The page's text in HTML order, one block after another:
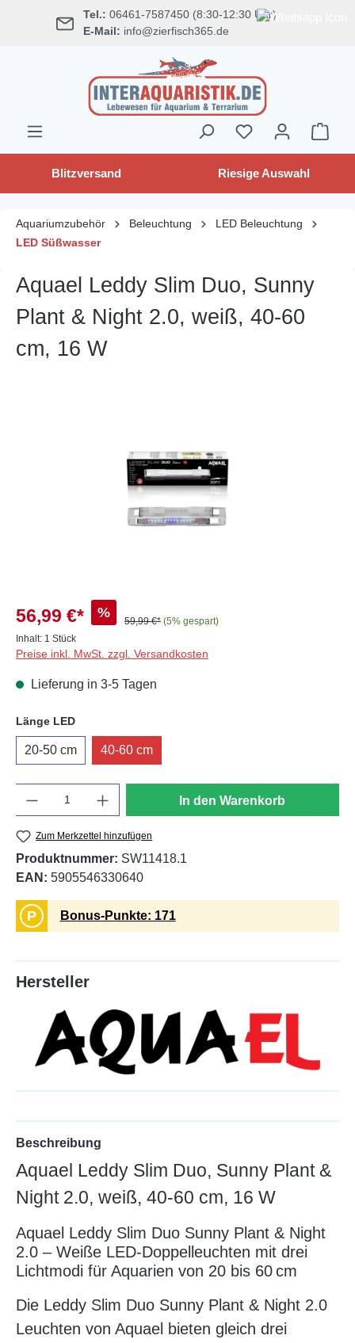
springen Tel.: 06461-7587450 (8:30-12:30 Uhr)
E-Mail: info@zierfisch365.de
Blitzversand Riesige Auswahl
Aquariumzubehör Beleuchtung
LED Beleuchtung
LED Süßwasser
Aquael Leddy Slim Duo, Sunny
Plant & Night 2.0, weiß, 40-60
cm, 16 W
56,99 €* %
59,99 €* (5% gespart)
Inhalt: 1 Stück
Preise inkl. MwSt. zzgl. Versandkosten
Lieferung in 3-5 Tagen
Länge LEDauswählen
20-50 cm 40-60 cm
In den Warenkorb
Zum Merkzettel hinzufügen
Produktnummer: SW11418.1
EAN: 5905546330640
P Bonus-Punkte: 171
Hersteller
Beschreibung
Aquael Leddy Slim Duo, Sunny Plant &
Night 2.0, weiß, 40-60 cm, 16 W
Aquael Leddy Slim Duo Sunny Plant & Night
2.0 – Weiße LED-Doppelleuchten mit drei
Lichtmodi für Aquarien von 20 bis 60 cm
Die Leddy Slim Duo Sunny Plant & Night 2.0
Leuchten von Aquael bieten gleich drei